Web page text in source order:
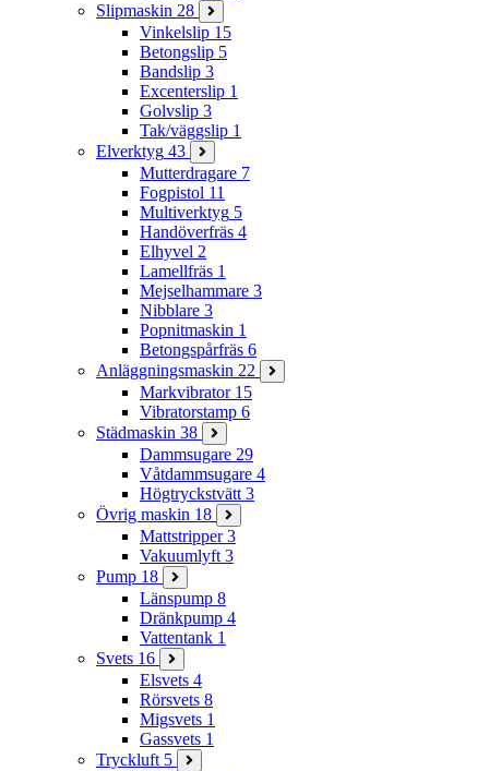
Slipmaskin 28
Vinkelslip 15
Betongslip 5
Bandslip 3
Excenterslip 1
Golvslip 3
Tak/väggslip 1
Elverktyg 43
Mutterdragare 7
Fogpistol 11
Multiverktyg 5
Handöverfräs 4
Elhyvel 2
Lamellfräs 1
Mejselhammare 3
Nibblare 3
Popnitmaskin 1
Betongspårfräs 6
Anläggningsmaskin 22
Markvibrator 15
Vibratorstamp 6
Städmaskin 38
Dammsugare 29
Våtdammsugare 4
Högtryckstvätt 3
Övrig maskin 18
Mattstripper 3
Vakuumlyft 3
Pump 18
Länspump 8
Dränkpump 4
Vattentank 1
Svets 16
Elsvets 4
Rörsvets 8
Migsvets 1
Gassvets 1
Tryckluft 5